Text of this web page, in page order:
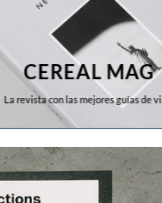
CEREAL MAG
La revista con las mejores guías de